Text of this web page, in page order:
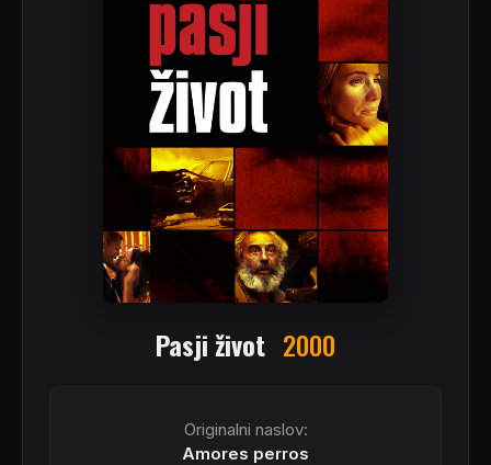
Pasji život 2000
Originalni naslov:
Amores perros